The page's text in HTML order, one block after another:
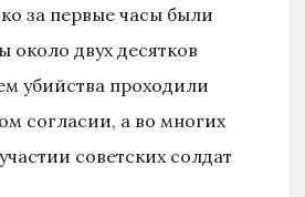
за первые часы были
около двух десятков
убийства проходили
согласии, а во многих
советских солдат